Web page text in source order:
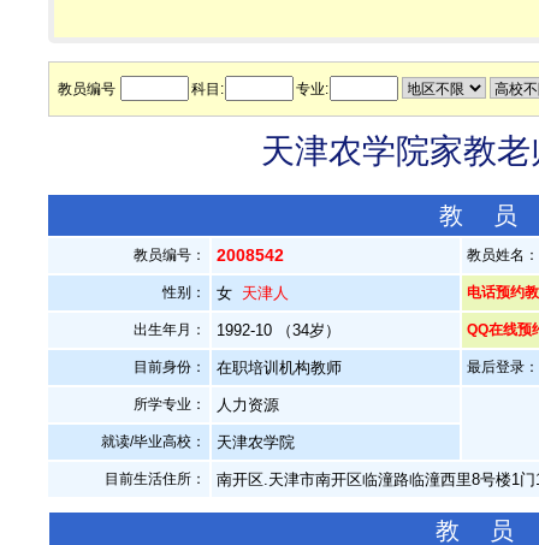
教员编号 科目: 专业:
天津农学院家教
教
教员编号： 2008542 教员姓名
性别： 女 天津人 电话预约
出生年月： 1992-10 （34岁） QQ在线预
目前身份： 在职培训机构教师 最后登录
所学专业： 人力资源
就读/毕业高校： 天津农学院
目前生活住所： 南开区.天津市南开区临潼路临潼西里8号楼1
教 员